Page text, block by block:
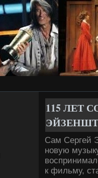
115 ЛЕТ
Сам Сергей
новую
к фильму,